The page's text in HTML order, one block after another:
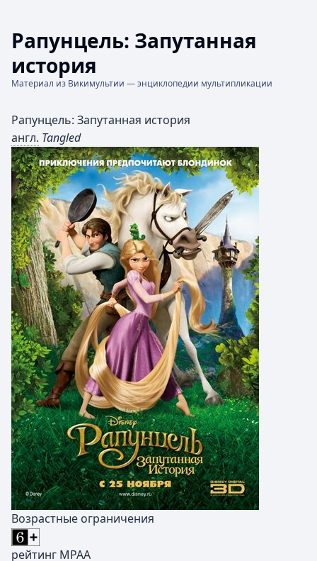
Рапунцель: Запутанная
история
Материал из Викимультии — энциклопедии мультипликации
Рапунцель: Запутанная история
англ. Tangled
Возрастные ограничения
рейтинг MPAA